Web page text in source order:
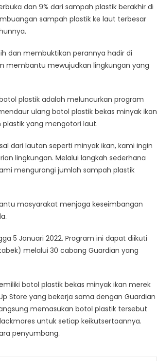
dan 9% dari sampah plastik berakhir di
sampah plastik ke laut terbesar
dan membuktikan perannya hadir di
membantu mewujudkan lingkungan yang
plastik adalah meluncurkan program
ulang botol plastik bekas minyak ikan
yang mengotori laut.
dari lautan seperti minyak ikan, kami ingin
lingkungan. Melalui langkah sederhana
mengurangi jumlah sampah plastik
masyarakat menjaga keseimbangan
5 Januari 2022. Program ini dapat diikuti
melalui 30 cabang Guardian yang
botol plastik bekas minyak ikan merek
Store yang bekerja sama dengan Guardian
memasukan botol plastik tersebut
untuk setiap keikutsertaannya.
penyumbang.